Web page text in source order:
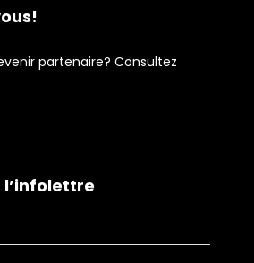
partenaire? Consultez
l’infolettre